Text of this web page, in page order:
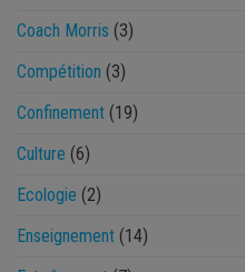
Coach Morris (3)
Compétition (3)
Confinement (19)
Culture (6)
Ecologie (2)
Enseignement (14)